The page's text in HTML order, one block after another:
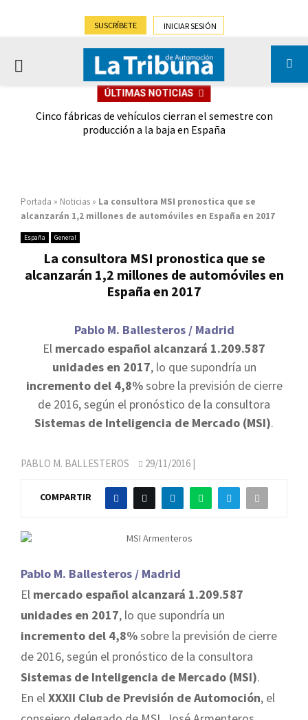
SUSCRÍBETE INICIAR SESIÓN
PRIMARY
ÚLTIMAS NOTICIAS
Cinco fábricas de vehículos cierran el semestre con
producción a la baja en España
Portada » Noticias » La consultora MSI pronostica que se
alcanzarán 1,2 millones de automóviles en España en 2017
España General
La consultora MSI pronostica que se
alcanzarán 1,2 millones de automóviles en
España en 2017
Pablo M. Ballesteros / Madrid
El mercado español alcanzará 1.209.587
unidades en 2017, lo que supondría un
incremento del 4,8%sobre la previsión de cierre
de 2016, según el pronóstico de la consultora
Sistemas de Inteligencia de Mercado (MSI).
PABLO M. BALLESTEROS 29/11/2016 |
COMPARTIR
Pablo M. Ballesteros / Madrid
El mercado español alcanzará 1.209.587
unidades en 2017, lo que supondría un
incremento del 4,8%sobre la previsión de cierre
de 2016, según el pronóstico de la consultora
Sistemas de Inteligencia de Mercado (MSI).
En el XXXII Club de Previsión de Automoción, el